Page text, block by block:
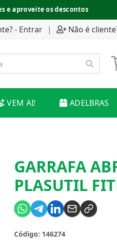
e aproveite os descontos
- Entrar | Não é
VEM AI! ADELBRAS
GARRAFA
PLASUTIL
Código: 146274